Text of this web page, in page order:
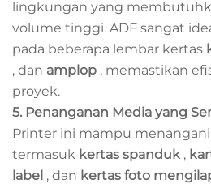
lingkungan yang
volume tinggi. ADF sangat
pada beberapa lembar kertas
, dan amplop , memastikan
proyek.
5. Penanganan Media yang
Printer ini mampu
termasuk kertas spanduk ,
label , dan kertas foto